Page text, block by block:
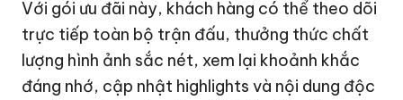
Với gói ưu đãi này, khách hàng có thể theo dõi
trực tiếp toàn bộ trận đấu, thưởng thức chất
lượng hình ảnh sắc nét, xem lại khoảnh khắc
đáng nhớ, cập nhật highlights và nội dung độc